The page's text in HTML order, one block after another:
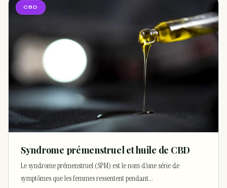
CBD
Syndrome prémenstruel et huile de CBD
Le syndrome prémenstruel (SPM) est le nom d’une série de
symptômes que les femmes ressentent pendant…